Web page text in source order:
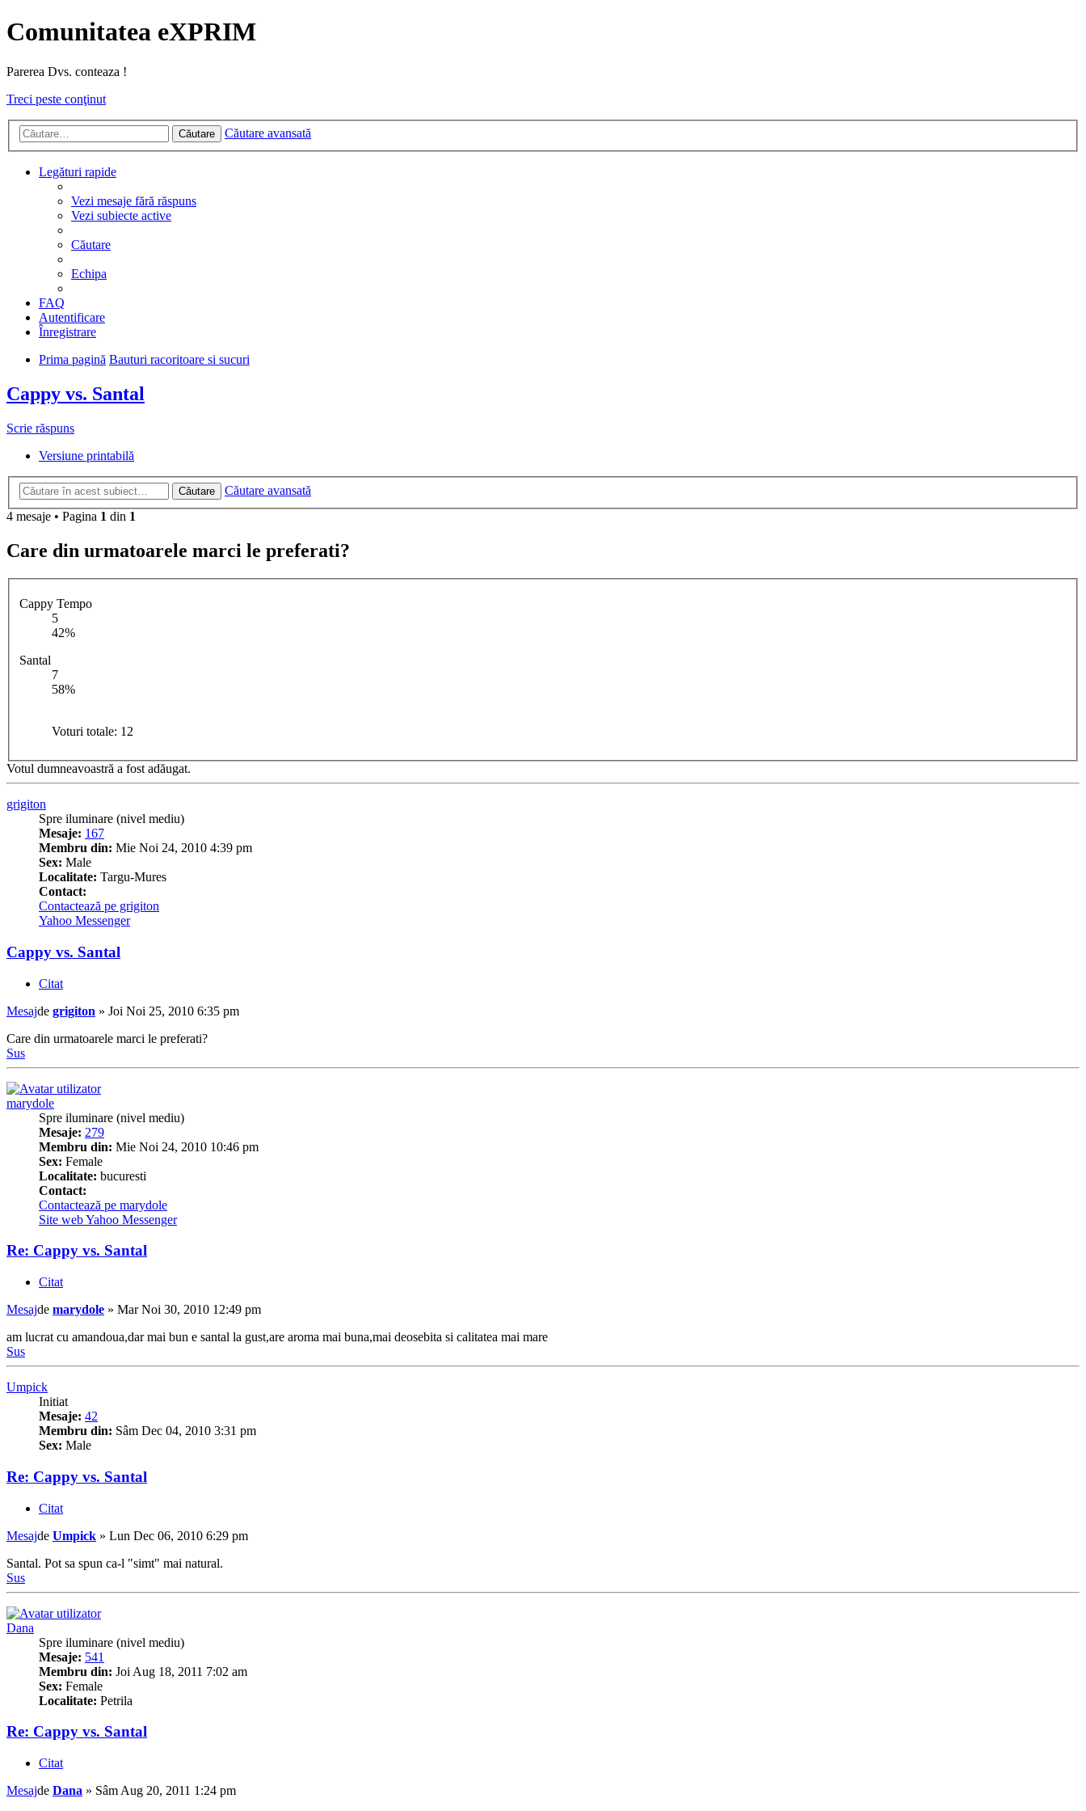
Comunitatea eXPRIM
Parerea Dvs. conteaza !
Treci peste conţinut
Căutare Căutare avansată
Legături rapide
Vezi mesaje fără răspuns
Vezi subiecte active
Căutare
Echipa
FAQ
Autentificare
Înregistrare
Prima pagină Bauturi racoritoare si sucuri
Cappy vs. Santal
Scrie răspuns
Versiune printabilă
Căutare
Căutare avansată
4 mesaje • Pagina 1 din 1
Care din urmatoarele marci le preferati?
Cappy Tempo
5
42%
Santal
7
58%
Voturi totale: 12
Votul dumneavoastră a fost adăugat.
grigiton
Spre iluminare (nivel mediu)
Mesaje: 167
Membru din: Mie Noi 24, 2010 4:39 pm
Sex: Male
Localitate: Targu-Mures
Contact:
Contactează pe grigiton
Yahoo Messenger
Cappy vs. Santal
Citat
Mesajde grigiton » Joi Noi 25, 2010 6:35 pm
Care din urmatoarele marci le preferati?
Sus
marydole
Spre iluminare (nivel mediu)
Mesaje: 279
Membru din: Mie Noi 24, 2010 10:46 pm
Sex: Female
Localitate: bucuresti
Contact:
Contactează pe marydole
Site webYahoo Messenger
Re: Cappy vs. Santal
Citat
Mesajde marydole » Mar Noi 30, 2010 12:49 pm
am lucrat cu amandoua,dar mai bun e santal la gust,are aroma mai buna,mai deosebita si calitatea mai mare
Sus
Umpick
Initiat
Mesaje: 42
Membru din: Sâm Dec 04, 2010 3:31 pm
Sex: Male
Re: Cappy vs. Santal
Citat
Mesajde Umpick » Lun Dec 06, 2010 6:29 pm
Santal. Pot sa spun ca-l "simt" mai natural.
Sus
Dana
Spre iluminare (nivel mediu)
Mesaje: 541
Membru din: Joi Aug 18, 2011 7:02 am
Sex: Female
Localitate: Petrila
Re: Cappy vs. Santal
Citat
Mesajde Dana » Sâm Aug 20, 2011 1:24 pm